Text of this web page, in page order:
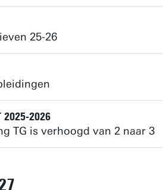
25-26
2025-2026
TG is verhoogd van 2 naar 3